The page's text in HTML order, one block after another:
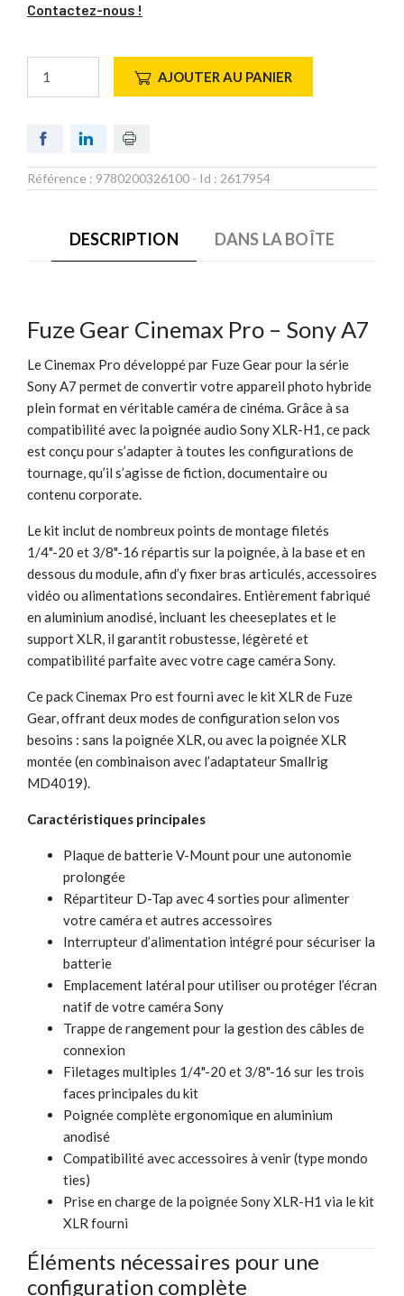
Contactez-nous !
AJOUTER AU PANIER
Référence : 9780200326100 - Id : 2617954
DESCRIPTION DANS LA BOÎTE
Fuze Gear Cinemax Pro – Sony A7
Le Cinemax Pro développé par Fuze Gear pour la série
Sony A7 permet de convertir votre appareil photo hybride
plein format en véritable caméra de cinéma. Grâce à sa
compatibilité avec la poignée audio Sony XLR-H1, ce pack
est conçu pour s’adapter à toutes les configurations de
tournage, qu’il s’agisse de fiction, documentaire ou
contenu corporate.
Le kit inclut de nombreux points de montage filetés
1/4"-20 et 3/8"-16 répartis sur la poignée, à la base et en
dessous du module, afin d’y fixer bras articulés, accessoires
vidéo ou alimentations secondaires. Entièrement fabriqué
en aluminium anodisé, incluant les cheeseplates et le
support XLR, il garantit robustesse, légèreté et
compatibilité parfaite avec votre cage caméra Sony.
Ce pack Cinemax Pro est fourni avec le kit XLR de Fuze
Gear, offrant deux modes de configuration selon vos
besoins : sans la poignée XLR, ou avec la poignée XLR
montée (en combinaison avec l’adaptateur Smallrig
MD4019).
Caractéristiques principales
Plaque de batterie V-Mount pour une autonomie
prolongée
Répartiteur D-Tap avec 4 sorties pour alimenter
votre caméra et autres accessoires
Interrupteur d’alimentation intégré pour sécuriser la
batterie
Emplacement latéral pour utiliser ou protéger l’écran
natif de votre caméra Sony
Trappe de rangement pour la gestion des câbles de
connexion
Filetages multiples 1/4"-20 et 3/8"-16 sur les trois
faces principales du kit
Poignée complète ergonomique en aluminium
anodisé
Compatibilité avec accessoires à venir (type mondo
ties)
Prise en charge de la poignée Sony XLR-H1 via le kit
XLR fourni
Éléments nécessaires pour une
configuration complète